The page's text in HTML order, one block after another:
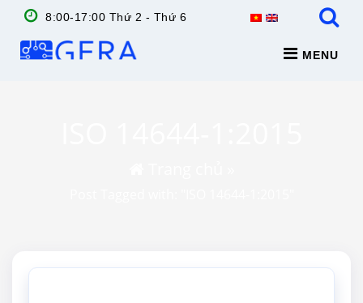
8:00-17:00 Thứ 2 - Thứ 6
MENU